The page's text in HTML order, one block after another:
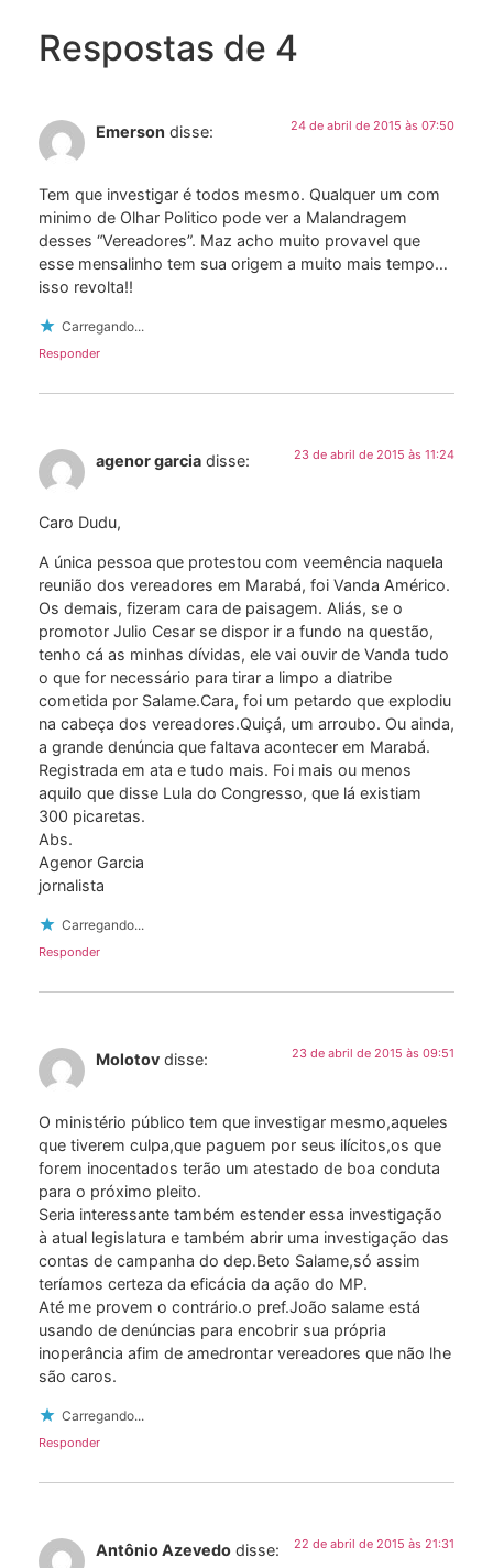
Respostas de 4
Emerson disse: 24 de abril de 2015 às 07:50
Tem que investigar é todos mesmo. Qualquer um com
minimo de Olhar Politico pode ver a Malandragem
desses “Vereadores”. Maz acho muito provavel que
esse mensalinho tem sua origem a muito mais tempo…
isso revolta!!
Carregando...
Responder
agenor garcia disse: 23 de abril de 2015 às 11:24
Caro Dudu,
A única pessoa que protestou com veemência naquela
reunião dos vereadores em Marabá, foi Vanda Américo.
Os demais, fizeram cara de paisagem. Aliás, se o
promotor Julio Cesar se dispor ir a fundo na questão,
tenho cá as minhas dívidas, ele vai ouvir de Vanda tudo
o que for necessário para tirar a limpo a diatribe
cometida por Salame.Cara, foi um petardo que explodiu
na cabeça dos vereadores.Quiçá, um arroubo. Ou ainda,
a grande denúncia que faltava acontecer em Marabá.
Registrada em ata e tudo mais. Foi mais ou menos
aquilo que disse Lula do Congresso, que lá existiam
300 picaretas.
Abs.
Agenor Garcia
jornalista
Carregando...
Responder
Molotov disse: 23 de abril de 2015 às 09:51
O ministério público tem que investigar mesmo,aqueles
que tiverem culpa,que paguem por seus ilícitos,os que
forem inocentados terão um atestado de boa conduta
para o próximo pleito.
Seria interessante também estender essa investigação
à atual legislatura e também abrir uma investigação das
contas de campanha do dep.Beto Salame,só assim
teríamos certeza da eficácia da ação do MP.
Até me provem o contrário.o pref.João salame está
usando de denúncias para encobrir sua própria
inoperância afim de amedrontar vereadores que não lhe
são caros.
Carregando...
Responder
Antônio Azevedo disse: 22 de abril de 2015 às 21:31